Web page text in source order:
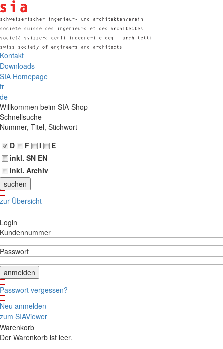
Kontakt
Downloads
SIA Homepage
fr
de
Willkommen beim SIA-Shop
Schnellsuche
Nummer, Titel, Stichwort
D
F I
E
inkl. SN EN
inkl. Archiv
zur Übersicht
Login
Kundennummer
Passwort
Passwort vergessen?
Neu anmelden
zum SIAViewer
Warenkorb
Der Warenkorb ist leer.